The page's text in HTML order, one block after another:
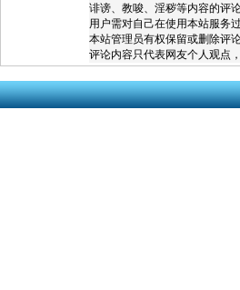
诽谤、教唆、淫秽等内容的评论
用户需对自己在使用本站服务
本站管理员有权保留或删除评论
评论内容只代表网友个人观点